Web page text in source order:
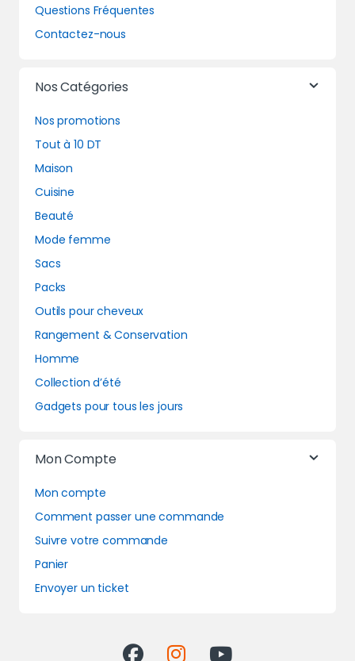
Questions Fréquentes
Contactez-nous
Nos Catégories
Nos promotions
Tout à 10 DT
Maison
Cuisine
Beauté
Mode femme
Sacs
Packs
Outils pour cheveux
Rangement & Conservation
Homme
Collection d’été
Gadgets pour tous les jours
Mon Compte
Mon compte
Comment passer une commande
Suivre votre commande
Panier
Envoyer un ticket